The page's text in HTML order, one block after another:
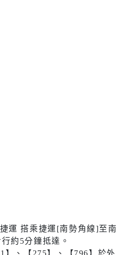
運 搭乘捷運[南勢角線]至南
約5分鐘抵達。
】、【275】、【796】於外